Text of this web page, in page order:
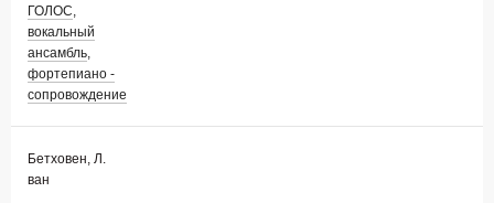
ГОЛОС,
вокальный
ансамбль,
фортепиано -
сопровождение
Бетховен, Л.
ван